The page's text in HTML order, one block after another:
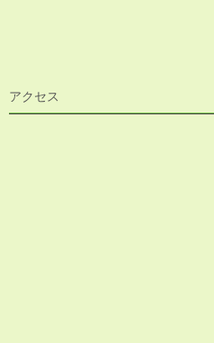
アクセス